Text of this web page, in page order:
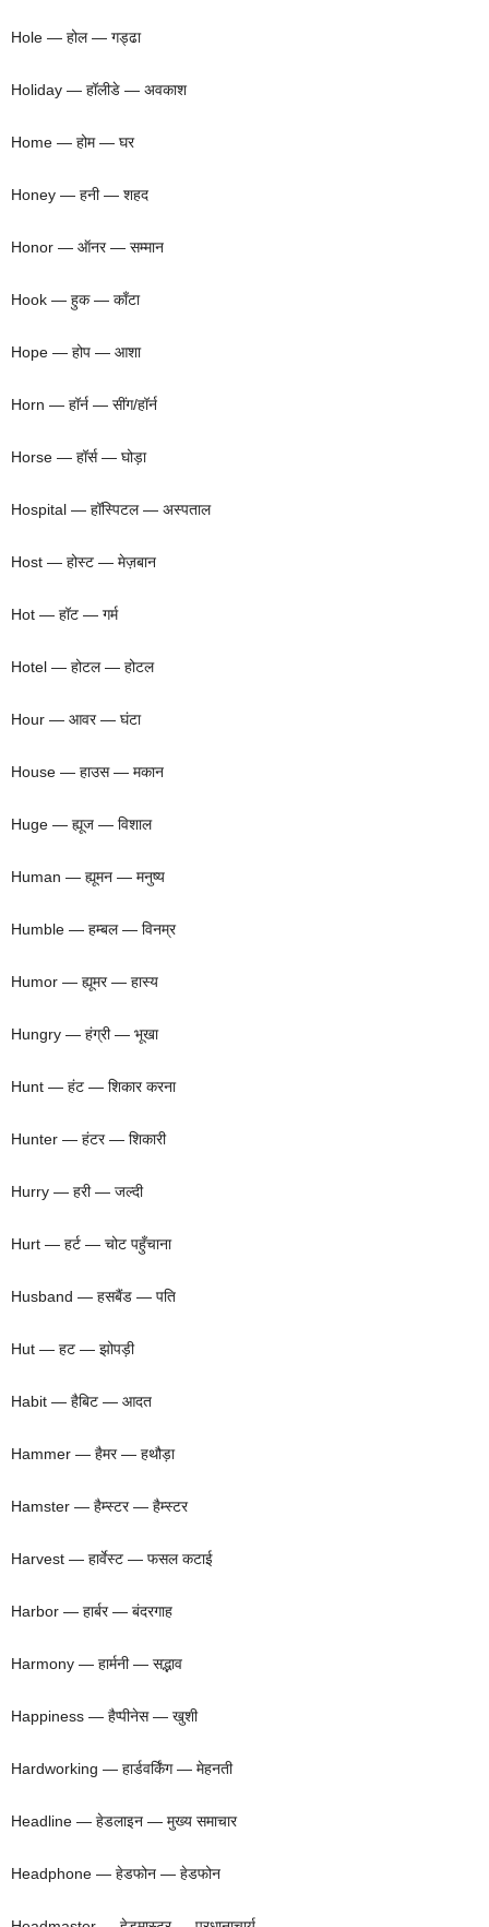
Hole — होल — गड्ढा
Holiday — हॉलीडे — अवकाश
Home — होम — घर
Honey — हनी — शहद
Honor — ऑनर — सम्मान
Hook — हुक — काँटा
Hope — होप — आशा
Horn — हॉर्न — सींग/हॉर्न
Horse — हॉर्स — घोड़ा
Hospital — हॉस्पिटल — अस्पताल
Host — होस्ट — मेज़बान
Hot — हॉट — गर्म
Hotel — होटल — होटल
Hour — आवर — घंटा
House — हाउस — मकान
Huge — ह्यूज — विशाल
Human — ह्यूमन — मनुष्य
Humble — हम्बल — विनम्र
Humor — ह्यूमर — हास्य
Hungry — हंग्री — भूखा
Hunt — हंट — शिकार करना
Hunter — हंटर — शिकारी
Hurry — हरी — जल्दी
Hurt — हर्ट — चोट पहुँचाना
Husband — हसबैंड — पति
Hut — हट — झोपड़ी
Habit — हैबिट — आदत
Hammer — हैमर — हथौड़ा
Hamster — हैम्स्टर — हैम्स्टर
Harvest — हार्वेस्ट — फसल कटाई
Harbor — हार्बर — बंदरगाह
Harmony — हार्मनी — सद्भाव
Happiness — हैप्पीनेस — खुशी
Hardworking — हार्डवर्किंग — मेहनती
Headline — हेडलाइन — मुख्य समाचार
Headphone — हेडफोन — हेडफोन